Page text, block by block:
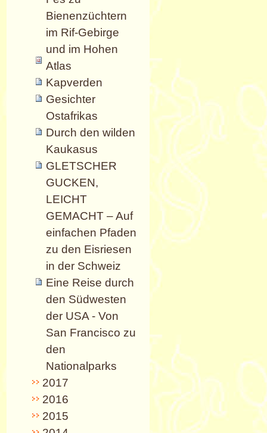
Bienenzüchtern
im Rif-Gebirge
und im Hohen
Atlas
Kapverden
Gesichter
Ostafrikas
Durch den wilden
Kaukasus
GLETSCHER
GUCKEN,
LEICHT
GEMACHT – Auf
einfachen Pfaden
zu den Eisriesen
in der Schweiz
Eine Reise durch
den Südwesten
der USA - Von
San Francisco zu
den
Nationalparks
2017
2016
2015